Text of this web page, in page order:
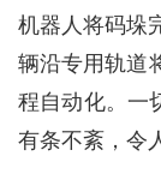
机器人将码垛
辆沿专用轨道
程自动化。一
有条不紊，令